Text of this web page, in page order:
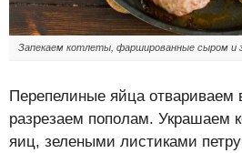
Запекаем котлеты, фаршированные сыром и
Перепелиные яйца отвариваем
разрезаем пополам. Украшаем
яиц, зелеными листиками